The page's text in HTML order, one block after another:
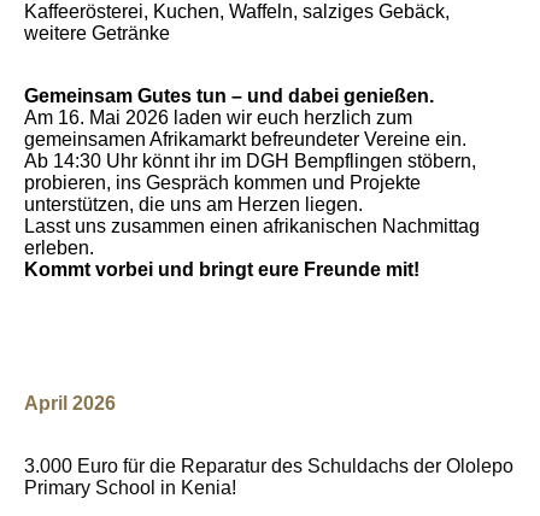
Kaffeerösterei, Kuchen, Waffeln, salziges Gebäck,
weitere Getränke
Gemeinsam Gutes tun – und dabei genießen.
Am 16. Mai 2026 laden wir euch herzlich zum
gemeinsamen Afrikamarkt befreundeter Vereine ein.
Ab 14:30 Uhr könnt ihr im DGH Bempflingen stöbern,
probieren, ins Gespräch kommen und Projekte
unterstützen, die uns am Herzen liegen.
Lasst uns zusammen einen afrikanischen Nachmittag
erleben.
Kommt vorbei und bringt eure Freunde mit!
April 2026
3.000 Euro für die Reparatur des Schuldachs der Ololepo
Primary School in Kenia!